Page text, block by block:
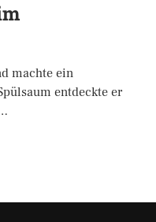
machte ein
entdeckte er